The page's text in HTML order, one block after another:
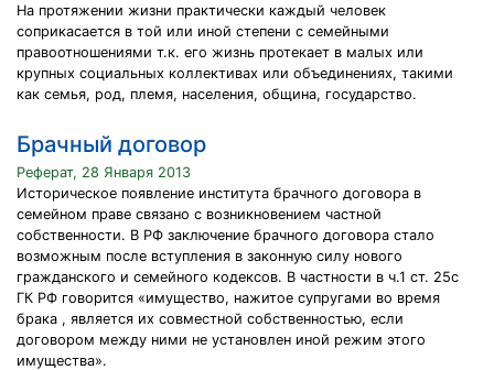
На протяжении жизни практически каждый человек
соприкасается в той или иной степени с семейными
правоотношениями т.к. его жизнь протекает в малых или
крупных социальных коллективах или объединениях, такими
как семья, род, племя, населения, община, государство.
Брачный договор
Реферат, 28 Января 2013
Историческое появление института брачного договора в
семейном праве связано с возникновением частной
собственности. В РФ заключение брачного договора стало
возможным после вступления в законную силу нового
гражданского и семейного кодексов. В частности в ч.1 ст. 25с
ГК РФ говорится «имущество, нажитое супругами во время
брака , является их совместной собственностью, если
договором между ними не установлен иной режим этого
имущества».